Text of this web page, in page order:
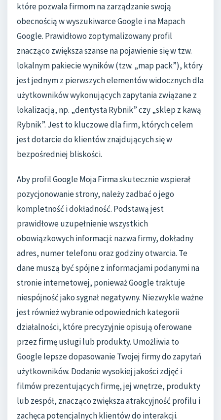
które pozwala firmom na zarządzanie swoją
obecnością w wyszukiwarce Google i na Mapach
Google. Prawidłowo zoptymalizowany profil
znacząco zwiększa szanse na pojawienie się w tzw.
lokalnym pakiecie wyników (tzw. „map pack”), który
jest jednym z pierwszych elementów widocznych dla
użytkowników wykonujących zapytania związane z
lokalizacją, np. „dentysta Rybnik” czy „sklep z kawą
Rybnik”. Jest to kluczowe dla firm, których celem
jest dotarcie do klientów znajdujących się w
bezpośredniej bliskości.
Aby profil Google Moja Firma skutecznie wspierał
pozycjonowanie strony, należy zadbać o jego
kompletność i dokładność. Podstawą jest
prawidłowe uzupełnienie wszystkich
obowiązkowych informacji: nazwa firmy, dokładny
adres, numer telefonu oraz godziny otwarcia. Te
dane muszą być spójne z informacjami podanymi na
stronie internetowej, ponieważ Google traktuje
niespójność jako sygnał negatywny. Niezwykle ważne
jest również wybranie odpowiednich kategorii
działalności, które precyzyjnie opisują oferowane
przez firmę usługi lub produkty. Umożliwia to
Google lepsze dopasowanie Twojej firmy do zapytań
użytkowników. Dodanie wysokiej jakości zdjęć i
filmów prezentujących firmę, jej wnętrze, produkty
lub zespół, znacząco zwiększa atrakcyjność profilu i
zachęca potencjalnych klientów do interakcji.